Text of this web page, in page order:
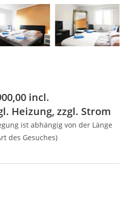
incl.
Heizung, zzgl. Strom
ist abhängig von der Länge
des Gesuches)